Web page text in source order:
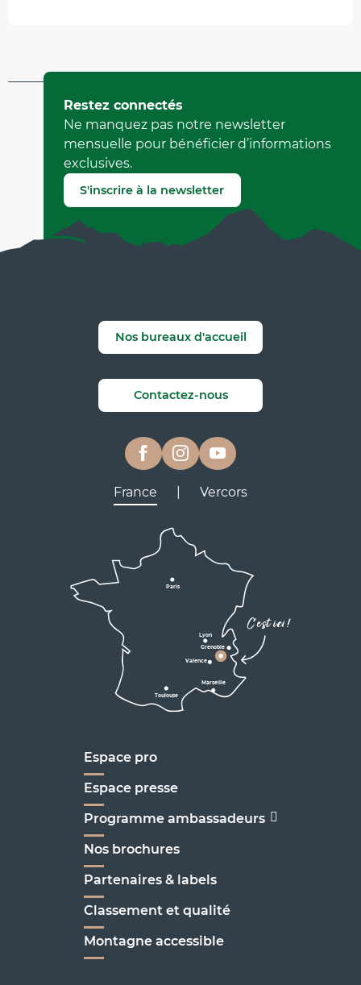
Mis à jour le 08 avril 2026 à 10:07
par Office Municipal de Tourisme de Villard-de-Lans
(Identifiant de l'offre : 92595)
Signaler une erreur
Restez connectés
Ne manquez pas notre newsletter
mensuelle pour bénéficier d’informations
exclusives.
S'inscrire à la newsletter
Nos bureaux d'accueil
Contactez-nous
France Vercors
C'est ici !
Paris
Toulouse
Marseille
Lyon
Valence
Grenoble
D1075
D531
Valence
Lyon
Marseille
Espace pro
Espace presse
Programme ambassadeurs
Nos brochures
Partenaires & labels
Classement et qualité
Montagne accessible